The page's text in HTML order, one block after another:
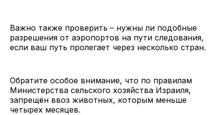
Важно также проверить – нужны ли подобные
разрешения от аэропортов на пути следования,
если ваш путь пролегает через несколько стран.
Обратите особое внимание, что по правилам
Министерства сельского хозяйства Израиля,
запрещён ввоз животных, которым меньше
четырех месяцев.